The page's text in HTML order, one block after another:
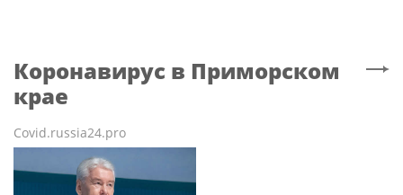
Коронавирус в Приморском
крае
Covid.russia24.pro